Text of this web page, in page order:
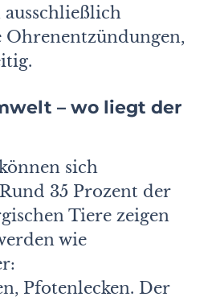
Ohrenentzündungen,
– wo liegt der
sich
35 Prozent der
Tiere zeigen
wie
Pfotenlecken. Der